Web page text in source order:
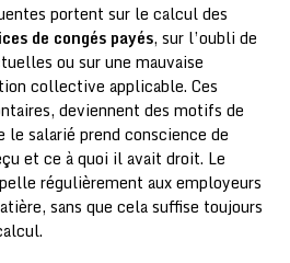
portent sur le calcul des
de congés payés, sur l’oubli de
ou sur une mauvaise
collective applicable. Ces
deviennent des motifs de
salarié prend conscience de
et ce à quoi il avait droit. Le
régulièrement aux employeurs
sans que cela suffise toujours